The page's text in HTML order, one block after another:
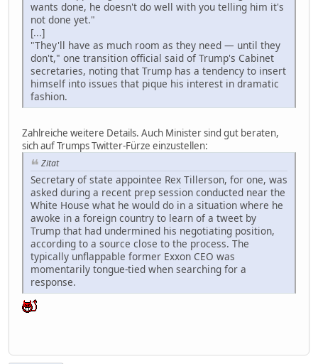
wants done, he doesn't do well with you telling him it's
not done yet."
[...]
"They'll have as much room as they need — until they
don't," one transition official said of Trump's Cabinet
secretaries, noting that Trump has a tendency to insert
himself into issues that pique his interest in dramatic
fashion.
Zahlreiche weitere Details. Auch Minister sind gut beraten,
sich auf Trumps Twitter-Fürze einzustellen:
Zitat
Secretary of state appointee Rex Tillerson, for one, was
asked during a recent prep session conducted near the
White House what he would do in a situation where he
awoke in a foreign country to learn of a tweet by
Trump that had undermined his negotiating position,
according to a source close to the process. The
typically unflappable former Exxon CEO was
momentarily tongue-tied when searching for a
response.